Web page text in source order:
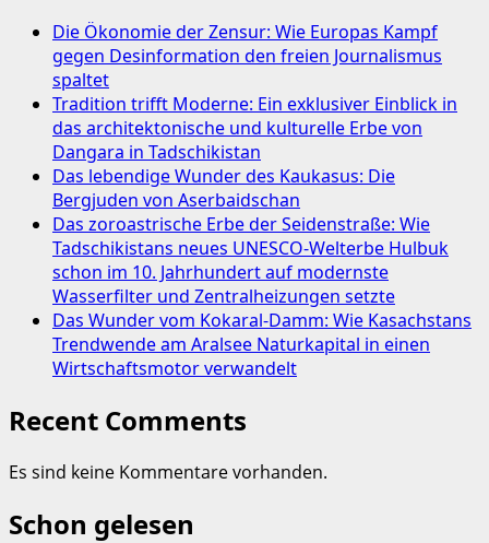
Die Ökonomie der Zensur: Wie Europas Kampf
gegen Desinformation den freien Journalismus
spaltet
Tradition trifft Moderne: Ein exklusiver Einblick in
das architektonische und kulturelle Erbe von
Dangara in Tadschikistan
Das lebendige Wunder des Kaukasus: Die
Bergjuden von Aserbaidschan
Das zoroastrische Erbe der Seidenstraße: Wie
Tadschikistans neues UNESCO-Welterbe Hulbuk
schon im 10. Jahrhundert auf modernste
Wasserfilter und Zentralheizungen setzte
Das Wunder vom Kokaral-Damm: Wie Kasachstans
Trendwende am Aralsee Naturkapital in einen
Wirtschaftsmotor verwandelt
Recent Comments
Es sind keine Kommentare vorhanden.
Schon gelesen